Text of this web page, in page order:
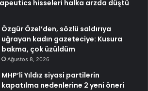
hisseleri halka arzda düştü
Özgür Özel’den, sözlü saldırıya
uğrayan kadın gazeteciye: Kusura
bakma, çok üzüldüm
Ağustos 8, 2026
MHP’li Yıldız siyasi partilerin
kapatılma nedenlerine 2 yeni öneri